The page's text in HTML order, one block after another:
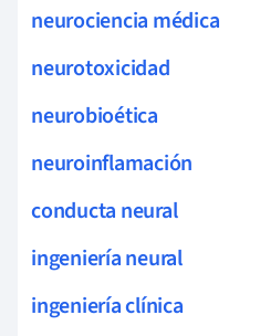
neurociencia médica
neurotoxicidad
neurobioética
neuroinflamación
conducta neural
ingeniería neural
ingeniería clínica